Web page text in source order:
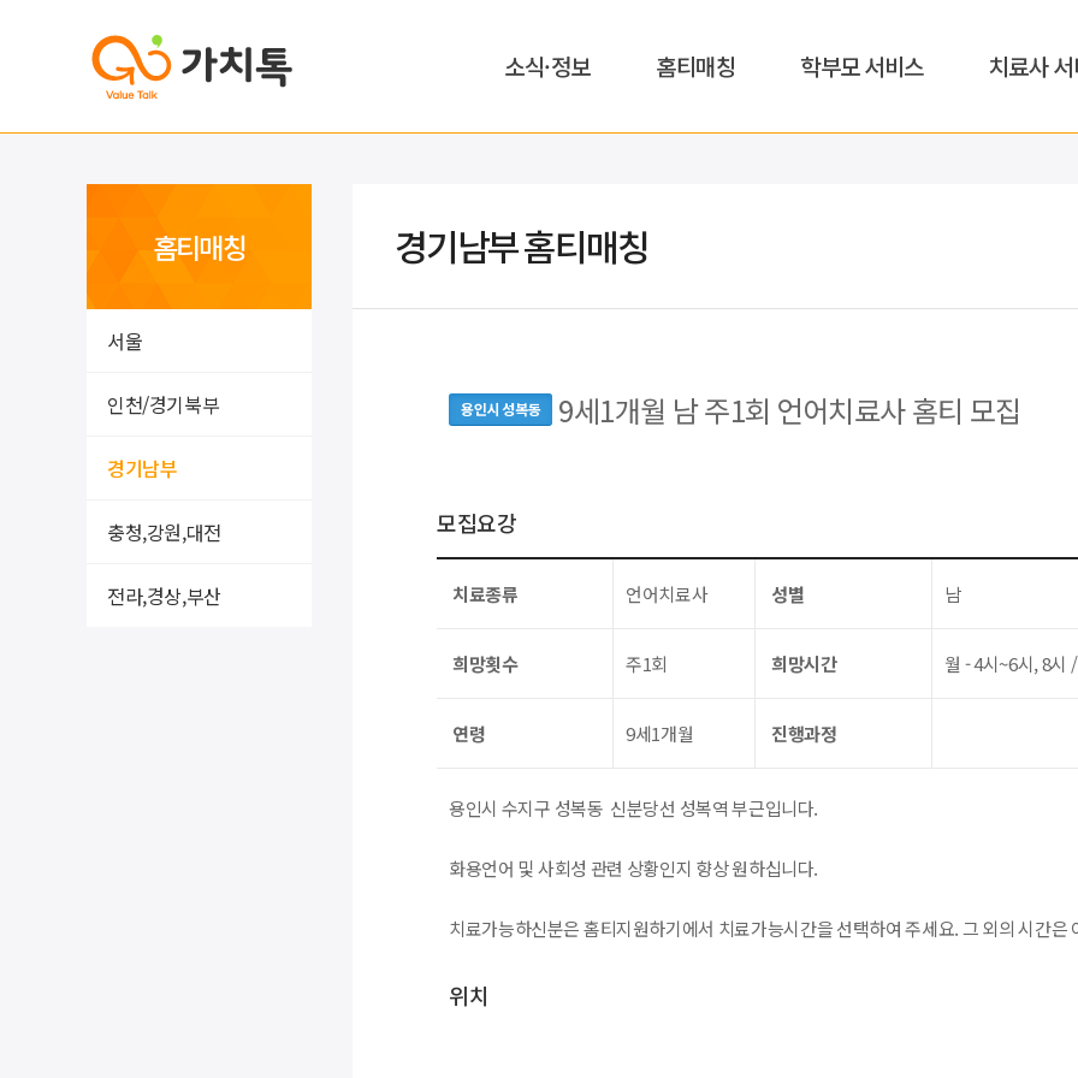
소식·정보 홈티매칭 학부모 서비스 치료사
홈티매칭
서울
인천/경기북부
경기남부
충청,강원,대전
전라,경상,부산
경기남부 홈티매칭
용인시 성복동 9세1개월 남 주1회 언어치료사 홈티 모집
모집요강
치료종류 언어치료사 성별 남
희망횟수 주1회 희망시간 월 - 4시~6시, 8시
연령 9세1개월 진행과정
용인시 수지구 성복동 신분당선 성복역 부근입니다.
화용언어 및 사회성 관련 상황인지 향상 원하십니다.
치료가능하신분은 홈티지원하기에서 치료가능시간을 선택하여 주세요. 그 외의 시간은
위치